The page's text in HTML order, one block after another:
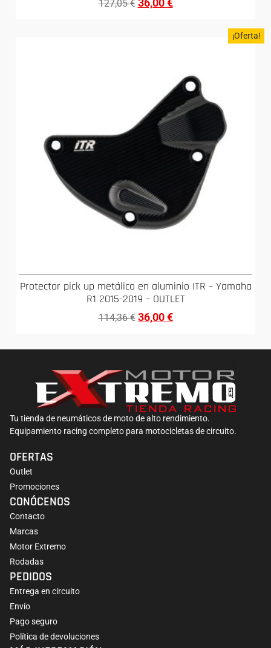
127,05€ 36,00€
¡Oferta!
Protector pick up metálico en aluminio ITR – Yamaha
R1 2015-2019 – OUTLET
114,36€ 36,00€
Tu tienda de neumáticos de moto de alto rendimiento.
Equipamiento racing completo para motocicletas de circuito.
OFERTAS
Outlet
Promociones
CONÓCENOS
Contacto
Marcas
Motor Extremo
Rodadas
PEDIDOS
Entrega en circuito
Envío
Pago seguro
Política de devoluciones